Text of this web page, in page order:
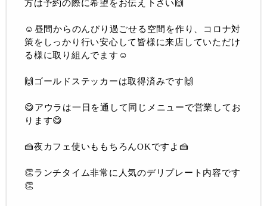
方は予約の際に希望をお伝え下さい🙌
☺️️昼間からのんびり過ごせる空間を作り、コロナ対
策をしっかり行い安心して皆様に来店していただけ
る様に取り組んでます☺️
🙌ゴールドステッカーは取得済みです🙌
😋アウラは一日を通して同じメニューで営業してお
ります😋
🍰夜カフェ使いももちろんOKですよ🍰
👏ランチタイム非常に人気のデリプレート内容です
👏